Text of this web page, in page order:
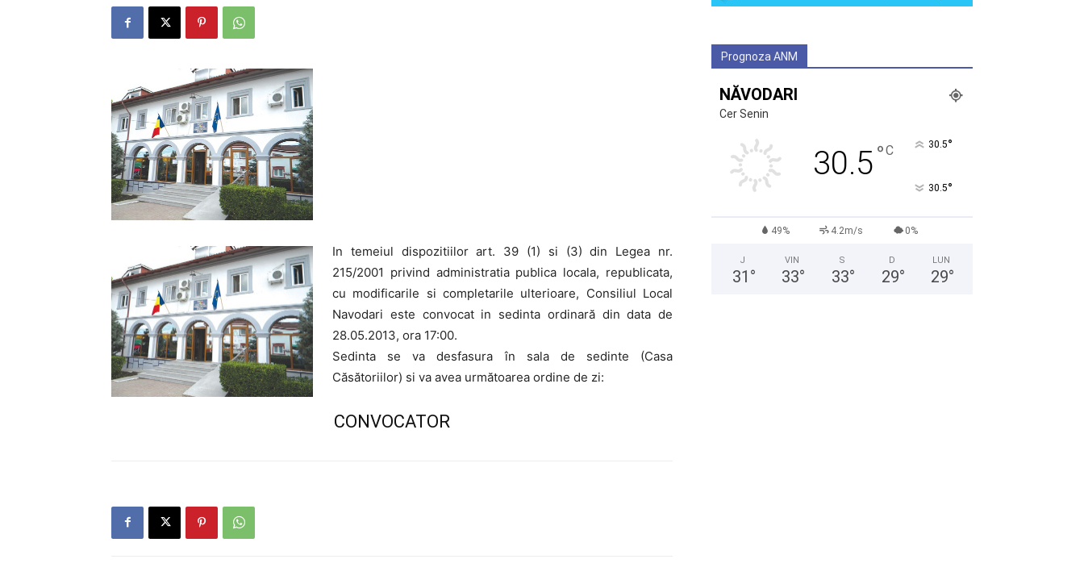
In temeiul dispozitiilor art. 39 (1) si (3) din Legea nr.
215/2001 privind administratia publica locala, republicata,
cu modificarile si completarile ulterioare, Consiliul Local
Navodari este convocat in sedinta ordinară din data de
28.05.2013, ora 17:00.
Sedinta se va desfasura în sala de sedinte (Casa
Căsătoriilor) si va avea următoarea ordine de zi:
CONVOCATOR
Prognoza ANM
NĂVODARI
Cer Senin
30.5°C 30.5°
30.5°
49% 4.2m/s 0%
J
31 °
VIN
33°
S
33°
D
29°
LUN
29°